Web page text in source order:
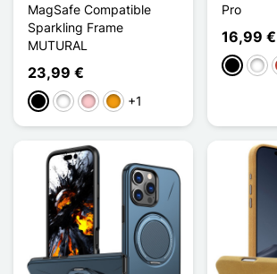
MagSafe Compatible
Sparkling Frame
MUTURAL
23,99 €
NegroBlancoRosaNaranja
+1
Pro
16,99 €
Negro